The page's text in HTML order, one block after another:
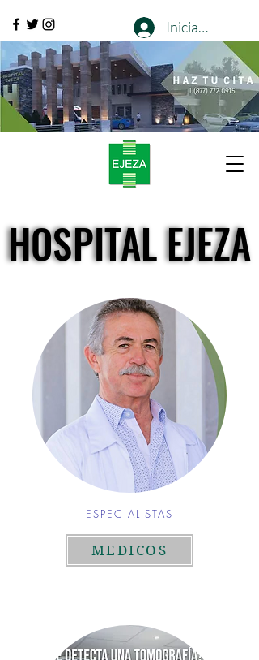
Iniciar sesión
HOSPITAL EJEZA
HOSPITAL EJEZA
ESPECIALISTAS
MEDICOS